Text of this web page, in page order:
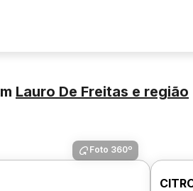
Lauro De Freitas e região
Foto 360º